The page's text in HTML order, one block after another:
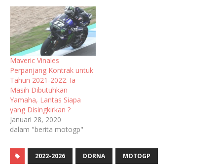
Maveric Vinales
Perpanjang Kontrak untuk
Tahun 2021-2022. Ia
Masih Dibutuhkan
Yamaha, Lantas Siapa
yang Disingkirkan ?
Januari 28, 2020
dalam "berita motogp"
2022-2026 DORNA MOTOGP